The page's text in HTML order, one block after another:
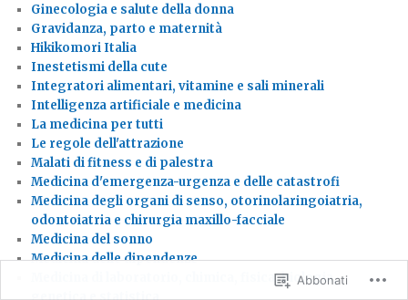
Ginecologia e salute della donna
Gravidanza, parto e maternità
Hikikomori Italia
Inestetismi della cute
Integratori alimentari, vitamine e sali minerali
Intelligenza artificiale e medicina
La medicina per tutti
Le regole dell'attrazione
Malati di fitness e di palestra
Medicina d'emergenza-urgenza e delle catastrofi
Medicina degli organi di senso, otorinolaringoiatria,
odontoiatria e chirurgia maxillo-facciale
Medicina del sonno
Medicina delle dipendenze
Medicina di laboratorio, chimica, fisica, biologia,
Abbonati